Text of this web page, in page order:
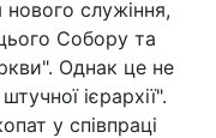
нового служіння,
Собору та
Однак це не
ієрархії".
у співпраці